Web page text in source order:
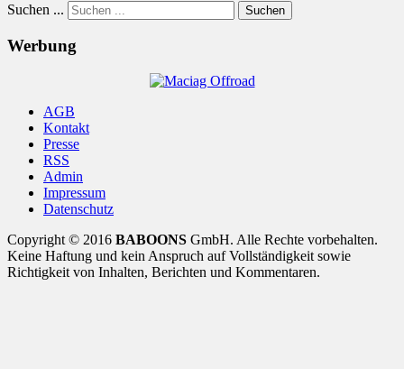
Suchen ... Suchen
Werbung
AGB
Kontakt
Presse
RSS
Admin
Impressum
Datenschutz
Copyright © 2016 BABOONS GmbH. Alle Rechte vorbehalten.
Keine Haftung und kein Anspruch auf Vollständigkeit sowie
Richtigkeit von Inhalten, Berichten und Kommentaren.